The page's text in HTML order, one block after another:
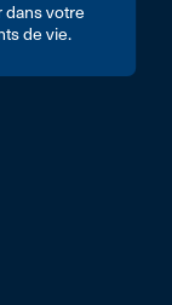
dans votre
de vie.